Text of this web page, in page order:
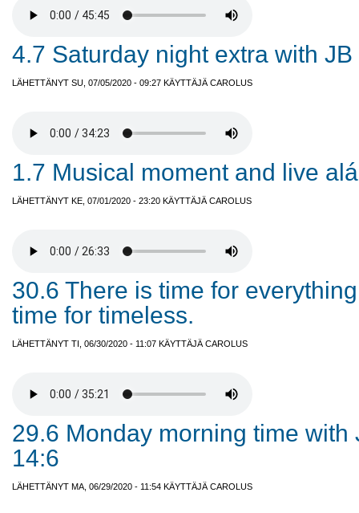
4.7 Saturday night extra with JB
LÄHETTÄNYT SU, 07/05/2020 - 09:27 KÄYTTÄJÄ CAROLUS
1.7 Musical moment and live
LÄHETTÄNYT KE, 07/01/2020 - 23:20 KÄYTTÄJÄ CAROLUS
30.6 There is time for
time for timeless.
LÄHETTÄNYT TI, 06/30/2020 - 11:07 KÄYTTÄJÄ CAROLUS
29.6 Monday morning time with
14:6
LÄHETTÄNYT MA, 06/29/2020 - 11:54 KÄYTTÄJÄ CAROLUS